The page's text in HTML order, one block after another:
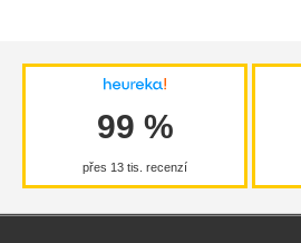
99 %
přes 13 tis. recenzí